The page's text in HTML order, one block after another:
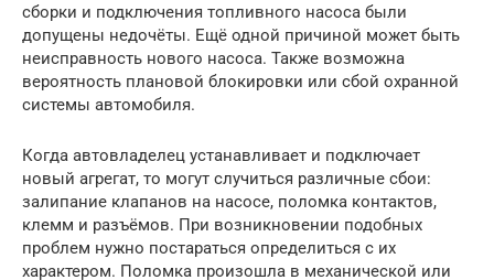
сборки и подключения топливного насоса были
допущены недочёты. Ещё одной причиной может быть
неисправность нового насоса. Также возможна
вероятность плановой блокировки или сбой охранной
системы автомобиля.
Когда автовладелец устанавливает и подключает
новый агрегат, то могут случиться различные сбои:
залипание клапанов на насосе, поломка контактов,
клемм и разъёмов. При возникновении подобных
проблем нужно постараться определиться с их
характером. Поломка произошла в механической или